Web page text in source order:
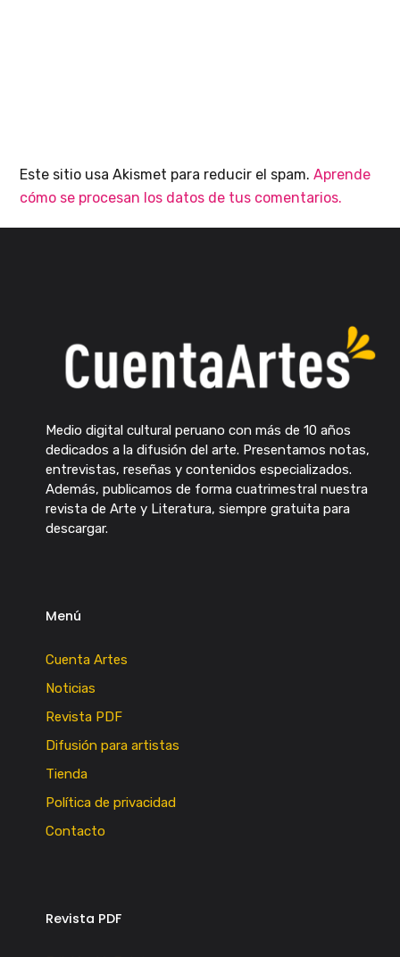
Este sitio usa Akismet para reducir el spam.Aprende
cómo se procesan los datos de tus comentarios.
Medio digital cultural peruano con más de 10 años
dedicados a la difusión del arte. Presentamos notas,
entrevistas, reseñas y contenidos especializados.
Además, publicamos de forma cuatrimestral nuestra
revista de Arte y Literatura, siempre gratuita para
descargar.
Menú
Cuenta Artes
Noticias
Revista PDF
Difusión para artistas
Tienda
Política de privacidad
Contacto
Revista PDF